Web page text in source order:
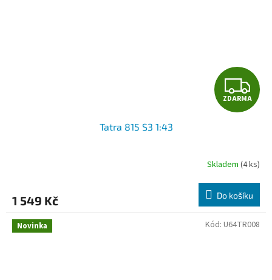
Z
D
R
M
A
ZDARMA
Tatra 815 S3 1:43
Skladem (4 ks)
1 549 Kč Do košíku
Novinka Kód: U64TR008